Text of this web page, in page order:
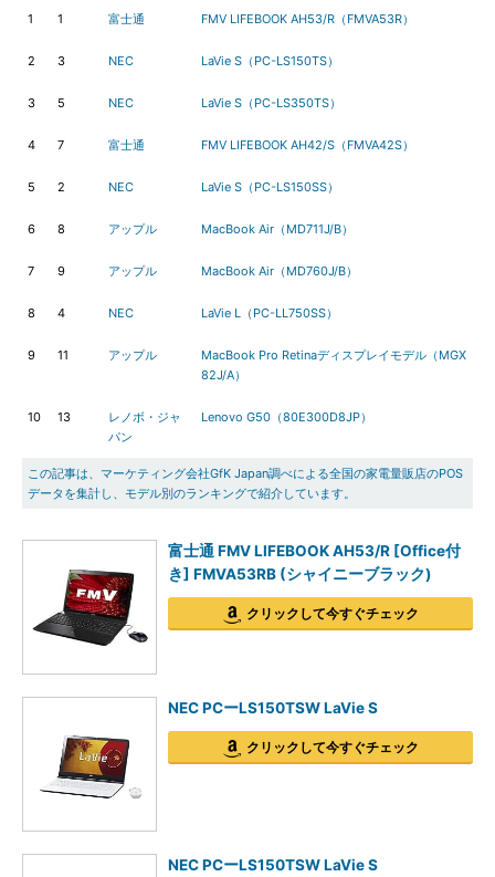
1 1 富士通 FMV LIFEBOOK AH53/R（FMVA53R）
2 3 NEC LaVie S（PC-LS150TS）
3 5 NEC LaVie S（PC-LS350TS）
4 7 富士通 FMV LIFEBOOK AH42/S（FMVA42S）
5 2 NEC LaVie S（PC-LS150SS）
6 8 アップル MacBook Air（MD711J/B）
7 9 アップル MacBook Air（MD760J/B）
8 4 NEC LaVie L（PC-LL750SS）
9 11 アップル
MacBook Pro Retinaディスプレイモデル（MGX
82J/A）
10 13
レノボ・ジャ
パン
Lenovo G50（80E300D8JP）
この記事は、マーケティング会社GfK Japan調べによる全国の家電量販店のPOS
データを集計し、モデル別のランキングで紹介しています。
富士通 FMV LIFEBOOK AH53/R [Office付
き] FMVA53RB (シャイニーブラック)
クリックして今すぐチェック
NEC PCーLS150TSW LaVie S
クリックして今すぐチェック
NEC PCーLS150TSW LaVie S